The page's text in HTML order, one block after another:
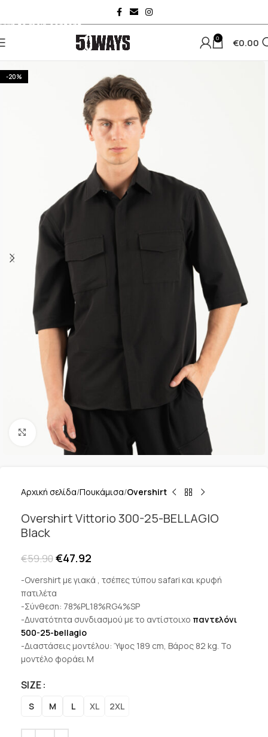
Skip to main content
0 €0.00
-20%
Κλικ για μεγέθυνση
Αρχική σελίδα Πουκάμισα Overshirt
Overshirt Vittorio 300-25-BELLAGIO
Black
€59.90€47.92
-Overshirt με γιακά , τσέπες τύπου safari και κρυφή
πατιλέτα
-Σύνθεση: 78%PL18%RG4%SP
-Δυνατότητα συνδιασμού με το αντίστοιχο παντελόνι
500-25-bellagio
-Διαστάσεις μοντέλου: Ύψος 189 cm, Βάρος 82 kg. Το
μοντέλο φοράει M
SIZE
S M L XL 2XL